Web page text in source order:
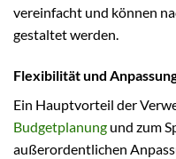
vereinfacht und können
gestaltet werden.
Flexibilität und
Ein Hauptvorteil der
Budgetplanung und zum
außerordentlichen